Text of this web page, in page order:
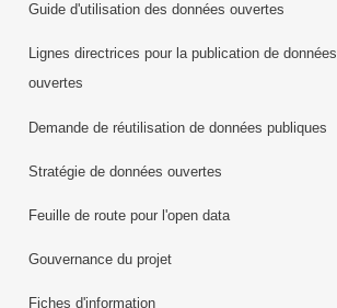
Guide d'utilisation des données ouvertes
Lignes directrices pour la publication de données
ouvertes
Demande de réutilisation de données publiques
Stratégie de données ouvertes
Feuille de route pour l'open data
Gouvernance du projet
Fiches d'information